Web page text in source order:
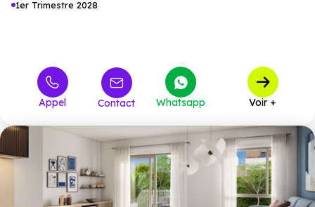
1er Trimestre 2028
Appel Contact Whatsapp Voir +